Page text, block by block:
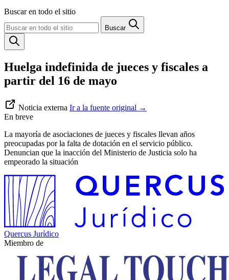
Buscar en todo el sitio
Buscar
Huelga indefinida de jueces y fiscales a
partir del 16 de mayo
Noticia externa Ir a la fuente original →
En breve
La mayoría de asociaciones de jueces y fiscales llevan años
preocupadas por la falta de dotación en el servicio público.
Denuncian que la inacción del Ministerio de Justicia solo ha
empeorado la situación
Quercus Jurídico
Miembro de